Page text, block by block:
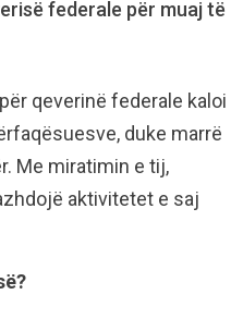
federale për muaj të
qeverinë federale kaloi
duke marrë
Me miratimin e tij,
aktivitetet e saj